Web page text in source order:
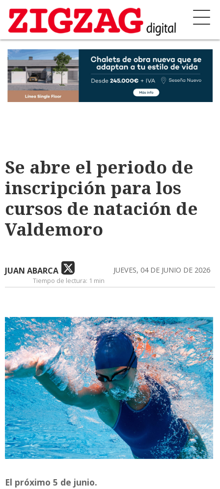
Se abre el periodo de
inscripción para los
cursos de natación de
Valdemoro
JUAN ABARCA JUEVES, 04 DE JUNIO DE 2026
Tiempo de lectura: 1 min
El próximo 5 de junio.